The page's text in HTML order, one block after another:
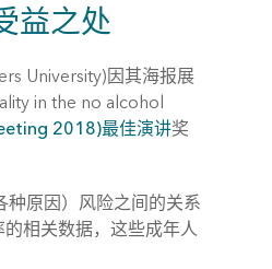
益之处
University)因其海报展
in the no alcohol
2018)最佳演讲奖
原因）风险之间的关系
相关数据，这些成年人